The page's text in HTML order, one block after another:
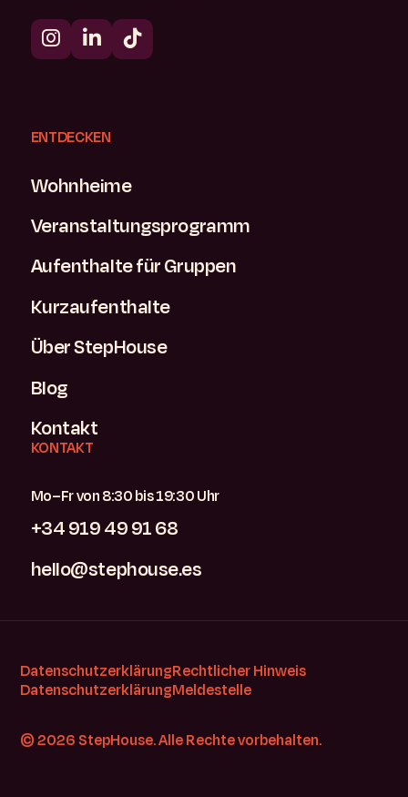
ENTDECKEN
Wohnheime
Veranstaltungsprogramm
Aufenthalte für Gruppen
Kurzaufenthalte
Über StepHouse
Blog
Kontakt
KONTAKT
Mo–Fr von 8:30 bis 19:30 Uhr
+34 919 49 91 68
hello@stephouse.es
DatenschutzerklärungRechtlicher Hinweis
DatenschutzerklärungMeldestelle
© 2026 StepHouse. Alle Rechte vorbehalten.